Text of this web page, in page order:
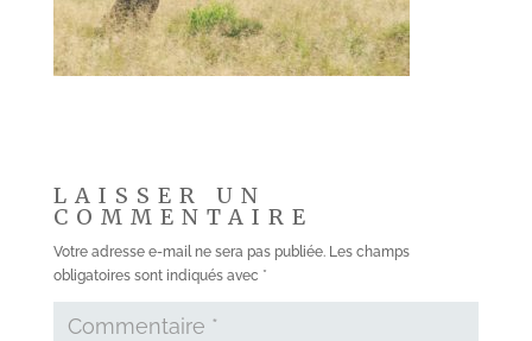
LAISSER UN
COMMENTAIRE
Votre adresse e-mail ne sera pas publiée. Les champs
obligatoires sont indiqués avec *